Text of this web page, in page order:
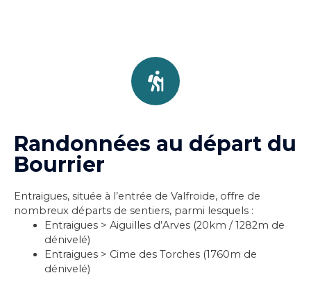
Randonnées au départ du
Bourrier
Entraigues, située à l’entrée de Valfroide, offre de
nombreux départs de sentiers, parmi lesquels :
Entraigues > Aiguilles d’Arves (20km / 1282m de
dénivelé)
Entraigues > Cime des Torches(1760m de
dénivelé)